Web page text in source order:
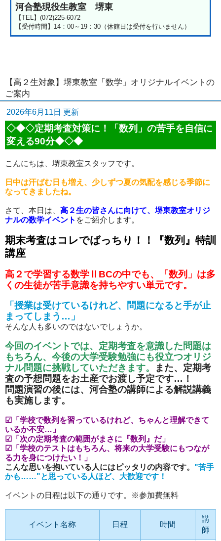
河合塾現役生教室 堺東
【TEL】(072)225-6072
【受付時間】14：00～19：30（休館日は受付を行いません）
【高２生対象】堺東教室「数学」オリジナルイベントの
ご案内
2026年6月11日 更新
◇◆◇定期考査対策に！「数列」の苦手を自信に
変える90分◆◇◆
こんにちは、堺東教室スタッフです。
日中は汗ばむ日も増え、少しずつ夏の気配を感じる季節に
なってきましたね。
さて、本日は、 高２生の皆さんに向けて、堺東教室オリジ
ナルの数学イベント をご紹介します。
期末考査はコレでばっちり！！『数列』特訓
講座
高２で学習する数学ⅡBCの中でも、「数列」は多
くの生徒が苦手意識を持ちやすい単元です。
「授業は受けているけれど、問題になると手が止
まってしまう…」
そんな人も多いのではないでしょうか。
今回のイベントでは、定期考査を意識した問題は
もちろん、今後の大学受験勉強にも役立つオリジ
ナル問題に挑戦していただきます。
また、定期考
査の予想問題をお土産でお渡し予定です…！
問題演習の後には、河合塾の講師による解説講義
も実施します。
☑「学校で数列を習っているけれど、ちゃんと理解できて
いるか不安…」
☑「次の定期考査の範囲がまさに『数列』だ」
☑「学校のテストはもちろん、将来の大学受験にもつなが
る力を身につけたい！」
こんな思いを抱いている人にはピッタリの内容です。 "苦手
かも……"と思っている人ほど、大歓迎です！
イベントの日程は以下の通りです。※参加費無料
イベント名称 日程 時間
講
師